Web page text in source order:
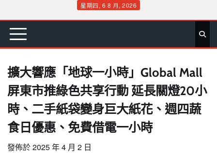
content
星期四, 6 8 月, 2026
首 要 娛 生 社 文 公 運 旅 政 地 專
擴大響應「地球一小時」Global Mall
屏東市推綠色共享行動 延長關燈20小
時、二手紙袋變身巨大紙花、週四蔬
食日優惠、免費借電一小時
發佈於2025 年 4 月 2 日